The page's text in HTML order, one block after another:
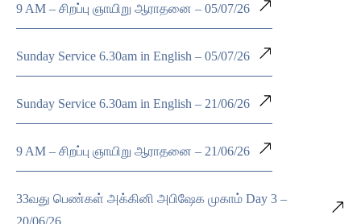
9 AM – சிறப்பு ஞாயிறு ஆராதனை – 05/07/26
Sunday Service 6.30am in English – 05/07/26
Sunday Service 6.30am in English – 21/06/26
9 AM – சிறப்பு ஞாயிறு ஆராதனை – 21/06/26
33வது பெண்கள் அக்கினி அபிஷேக முகாம் Day 3 –
20/06/26